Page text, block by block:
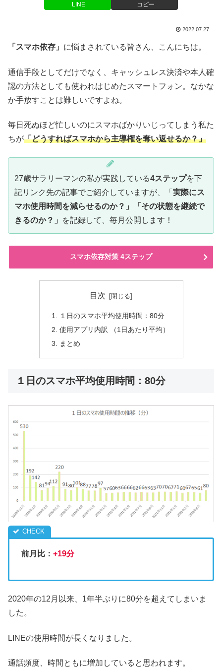
LINE コピー
2022.07.27
「スマホ依存」 に悩まされている皆さん、こんにちは。
通信手段としてだけでなく、キャッシュレス決済や本人確
認の方法としても使われはじめたスマートフォン。なかな
か手放すことは難しいですよね。
毎日死ぬほど忙しいのにスマホばかりいじってしまう私た
ちが「どうすればスマホから主導権を奪い返せるか？」
27歳サラリーマンの私が実践している4ステップを下
記リンク先の記事でご紹介していますが、「 実際にス
マホ使用時間を減らせるのか？」「その状態を継続で
きるのか？」
を記録して、毎月公開します！
スマホ依存対策 4ステップ
目次
１日のスマホ平均使用時間：80分
使用アプリ内訳 （1日あたり平均）
まとめ
１日のスマホ平均使用時間：80分
前月比： +19分
2020年の12月以来、1年半ぶりに80分を超えてしまいま
した。
LINEの使用時間が長くなりました。
通話頻度、時間ともに増加していると思われます。